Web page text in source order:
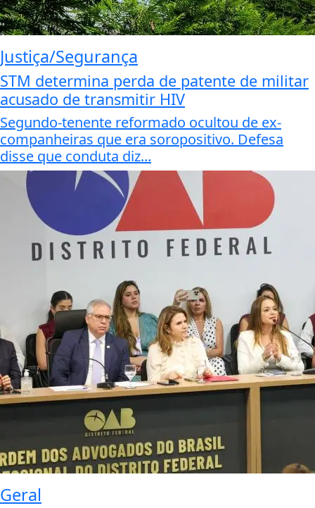
Justiça/Segurança
STM determina perda de patente de militar
acusado de transmitir HIV
Segundo-tenente reformado ocultou de ex-
companheiras que era soropositivo. Defesa
disse que conduta diz...
Geral